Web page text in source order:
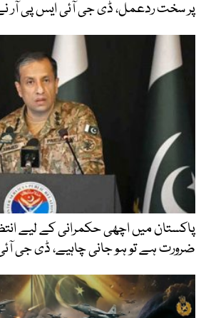
پر سخت ردعمل، ڈی جی آئی ایس پی آر
پاکستان میں اچھی حکمرانی کے لیے
ضرورت ہے تو ہو جانی چاہیے، ڈی جی